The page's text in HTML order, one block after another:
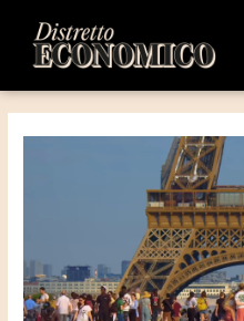
contenuto
articoli